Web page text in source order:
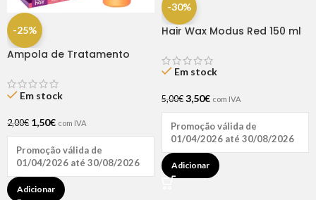
-25%
Ampola de Tratamento
Hair (1 UNIDADE)
Em stock
2,00€ 1,50€ com IVA
Promoção válida de
01/04/2026 até 30/08/2026
Adicionar
-30%
Hair Wax Modus Red 150 ml
Em stock
5,00€ 3,50€ com IVA
Promoção válida de
01/04/2026 até 30/08/2026
Adicionar